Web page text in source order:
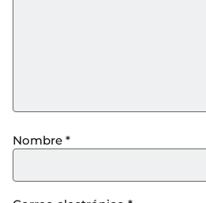
Nombre *